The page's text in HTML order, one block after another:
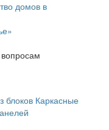
блоков Каркасные